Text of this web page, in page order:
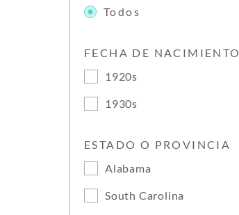
Todos
FECHA DE NACIMIENTO
1920s
1930s
ESTADO O PROVINCIA
Alabama
South Carolina